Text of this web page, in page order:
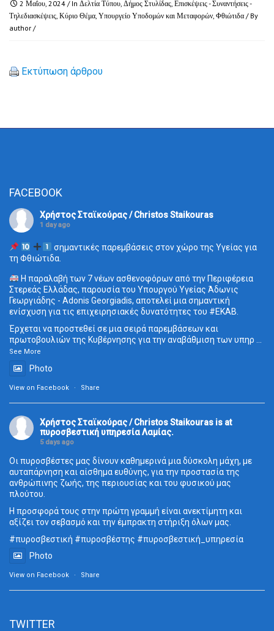
2 Μαΐου, 2024 / In Δελτία Τύπου Δήμος Στυλίδας Επισκέψεις - Συναντήσεις -
Τηλεδιασκέψεις Κύριο Θέμα Υπουργείο Υποδομών και Μεταφορών Φθιώτιδα / By
author /
Εκτύπωση άρθρου
FACEBOOK
Χρήστος Σταϊκούρας / Christos Staikouras
1 day ago
σημαντικές παρεμβάσεις στον χώρο της Υγείας για
τη Φθιώτιδα.
Η παραλαβή των 7 νέων ασθενοφόρων από την Περιφέρεια
Στερεάς Ελλάδας, παρουσία του Υπουργού Υγείας Άδωνις
Γεωργιάδης - Adonis Georgiadis, αποτελεί μια σημαντική
ενίσχυση για τις επιχειρησιακές δυνατότητες του #ΕΚΑΒ
Έρχεται να προστεθεί σε μια σειρά παρεμβάσεων και
πρωτοβουλιών της Κυβέρνησης για την αναβάθμιση των υπηρ
See More
Photo
View on Facebook · Share
Χρήστος Σταϊκούρας / Christos Staikouras is at
πυροσβεστική υπηρεσία Λαμίας.
5 days ago
Οι πυροσβέστες μας δίνουν καθημερινά μια δύσκολη μάχη, με
αυταπάρνηση και αίσθημα ευθύνης, για την προστασία της
ανθρώπινης ζωής, της περιουσίας και του φυσικού μας
πλούτου.
Η προσφορά τους στην πρώτη γραμμή είναι ανεκτίμητη και
αξίζει τον σεβασμό και την έμπρακτη στήριξη όλων μας.
#πυροσβεστική #πυροσβέστης #πυροσβεστική_ υπηρεσία
Photo
View on Facebook · Share
TWITTER